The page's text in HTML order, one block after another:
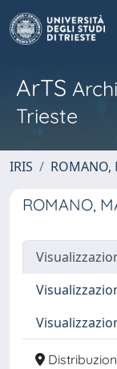
ArTS
Trieste
IRIS ROMANO,
ROMANO,